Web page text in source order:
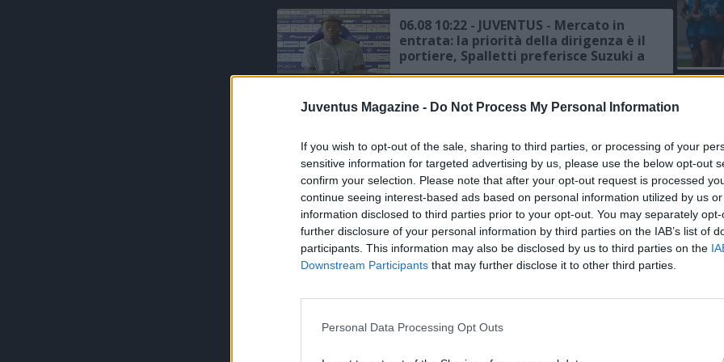
Juventus Magazine - Do Not Process My Personal Information
If you wish to opt-out of the sale, sharing to third parties, or processing of your
sensitive information for targeted advertising by us, please use the below opt-out
confirm your selection. Please note that after your opt-out request is processed
continue seeing interest-based ads based on personal information utilized by us
information disclosed to third parties prior to your opt-out. You may separately
further disclosure of your personal information by third parties on the IAB’s list of
participants. This information may also be disclosed by us to third parties on the
Downstream Participants that may further disclose it to other third parties.
Personal Data Processing Opt Outs
06.08 10:22 - JUVENTUS - Mercato in
entrata: la priorità della dirigenza è il
portiere, Spalletti preferisce Suzuki a
Vicario
06.08 00:12 - JUVENTUS - Il saluto di
Kostic: "Un onore indossare questa
05.08 22:25 - JUVENTUS - Zhegrova:
"Felice del gol, lavoro tutti i giorni per
migliorare"
05.08 16:55 - SKY - Juventus, Spalletti:
"Con la società piena condivisione
maniera corretta"
05.08 15:45 - AMICHEVOLI - La Juventus